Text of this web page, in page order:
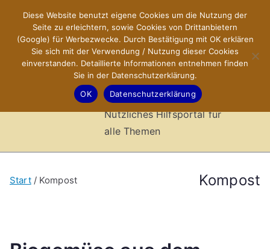
springen
X-Sites.de
–
Hilfsportal
Nützliches Hilfsportal für
alle Themen
Kompost
Start Kompost
Diese Website benutzt eigene Cookies um die Nutzung der
Seite zu erleichtern, sowie Cookies von Drittanbietern
(Google) für Werbezwecke. Durch Bestätigung mit OK erklären
Sie sich mit der Verwendung / Nutzung dieser Cookies
einverstanden. Detaillierte Informationen entnehmen finden
Sie in der Datenschutzerklärung.
OK
Datenschutzerklärung